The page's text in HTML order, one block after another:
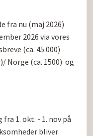
fra nu (maj 2026)
2026 via vores
(ca. 45.000)
Norge (ca. 1500)  og
1. okt. - 1. nov på
bliver